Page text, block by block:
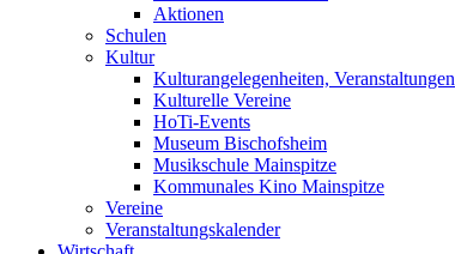
Aktionen
Schulen
Kultur
Kulturangelegenheiten, Veranstaltungen
Kulturelle Vereine
HoTi-Events
Museum Bischofsheim
Musikschule Mainspitze
Kommunales Kino Mainspitze
Vereine
Veranstaltungskalender